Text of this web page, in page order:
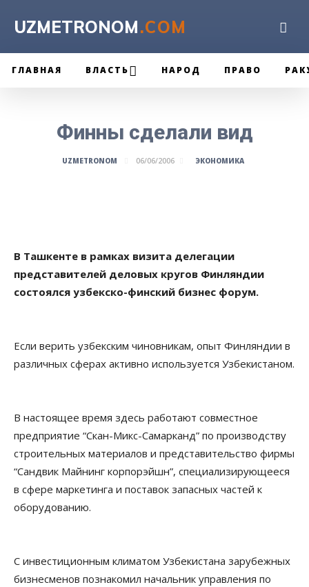
UZMETRONOM.COM
ГЛАВНАЯ ВЛАСТЬ НАРОД ПРАВО
Финны сделали вид
UZMETRONOM 06/06/2006 ЭКОНОМИКА
В Ташкенте в рамках визита делегации
представителей деловых кругов Финляндии
состоялся узбекско-финский бизнес форум.
Если верить узбекским чиновникам, опыт Финляндии в
различных сферах активно используется Узбекистаном.
В настоящее время здесь работают совместное
предприятие “Скан-Микс-Самарканд” по производству
строительных материалов и представительство фирмы
“Сандвик Майнинг корпорэйшн”, специализирующееся
в сфере маркетинга и поставок запасных частей к
оборудованию.
С инвестиционным климатом Узбекистана зарубежных
бизнесменов познакомил начальник управления по